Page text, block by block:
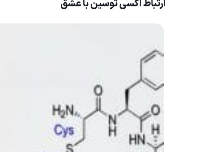
ارتباط اکسی توسین با عشق